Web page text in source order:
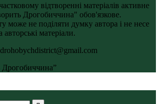
відтворенні матеріалів активне
Дрогобиччина" обов'язкове.
може не поділяти думку автора і не несе
авторські матеріали.